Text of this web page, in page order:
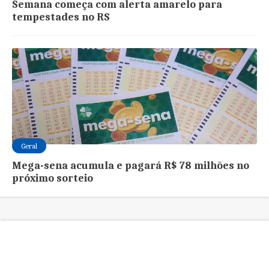
Semana começa com alerta amarelo para
tempestades no RS
Geral
Mega-sena acumula e pagará R$ 78 milhões no
próximo sorteio